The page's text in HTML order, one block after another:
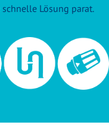
Lösung parat.